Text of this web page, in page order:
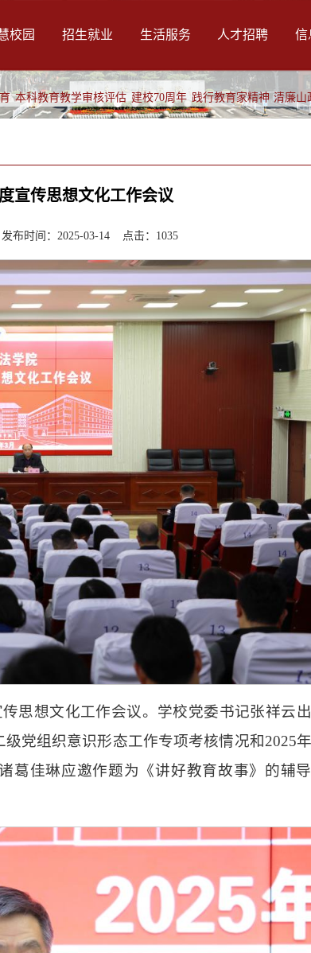
校园 招生就业 生活服务 人才招聘 信
本科教育教学审核评估 建校70周年 践行教育家精神 清廉山
宣传思想文化工作会议
布时间：2025-03-14 点击： 1035
思想文化工作会议。学校党委书记张祥云
党组织意识形态工作专项考核情况和2025
葛佳琳应邀作题为《讲好教育故事》的辅